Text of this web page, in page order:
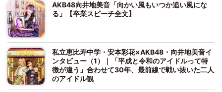
AKB48向井地美音「向かい風もいつか追い風にな
る」【卒業スピーチ全文】
私立恵比寿中学・安本彩花×AKB48・向井地美音イ
ンタビュー（1）｜「平成と令和のアイドルって特
徴が違う」合わせて30年、最前線で戦い抜いた二人
のアイドル観